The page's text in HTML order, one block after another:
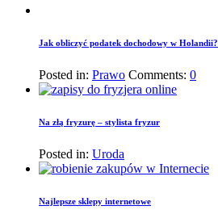
Jak obliczyć podatek dochodowy w Holandii?
Posted in: Prawo Comments: 0
Na złą fryzurę – stylista fryzur
Posted in: Uroda
Najlepsze sklepy internetowe